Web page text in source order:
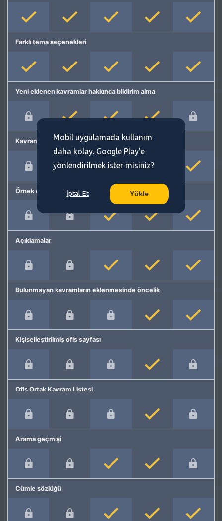
Farklı tema seçenekleri
Yeni eklenen kavramlar hakkında bildirim alma
Kavram önerme
Örnek cümleler
Açıklamalar
Bulunmayan kavramların eklenmesinde öncelik
Kişiselleştirilmiş ofis sayfası
Ofis Ortak Kavram Listesi
Arama geçmişi
Cümle sözlüğü
Mobil uygulamada kullanım
daha kolay. Google Play'e
yönlendirilmek ister misiniz?
İptal Et Yükle